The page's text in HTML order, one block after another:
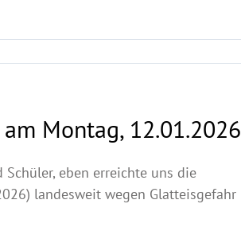
Montag, 12.01.2026
eben erreichte uns die
landesweit wegen Glatteisgefahr